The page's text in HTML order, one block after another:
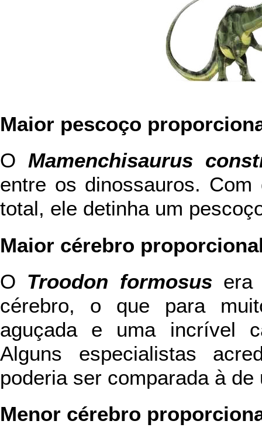
Maior pescoço
O Mamenchisaurus
entre os dinossauros.
total, ele detinha um
Maior cérebro
O Troodon formosusera
cérebro, o que para
aguçada e uma incrível
Alguns especialistas
poderia ser comparada à
Menor cérebro